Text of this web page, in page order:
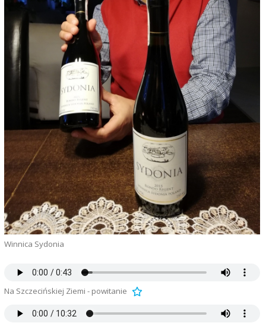
Winnica Sydonia
Na Szczecińskiej Ziemi - powitanie